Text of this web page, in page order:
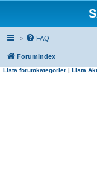
> FAQ
Forumindex
Lista forumkategorier | Lista